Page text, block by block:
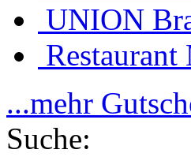
UNION
...mehr
Suche: